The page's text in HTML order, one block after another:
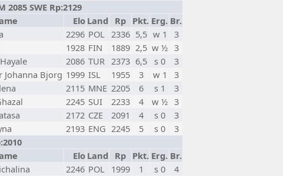
SWE Rp:2129
Elo Land Rp Pkt. Erg. Br.
2296 POL 2336 5,5 w 1
3
1928 FIN 1889 2,5 w ½ 3
2086 TUR 2373 6,5 s 0
3
Johanna Bjorg 1999 ISL 1955 3 w 1
3
2115 MNE 2205 6 s 1
3
2245 SUI 2233 4 w ½ 3
2172 CZE 2091 4 s 0
3
2193 ENG 2245 5 s 0
3
Elo Land Rp Pkt. Erg. Br.
2246 POL 1999 1 s 0
4